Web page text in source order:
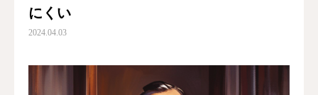
にくい
2024.04.03
あなたの細胞が、あなたを治す。